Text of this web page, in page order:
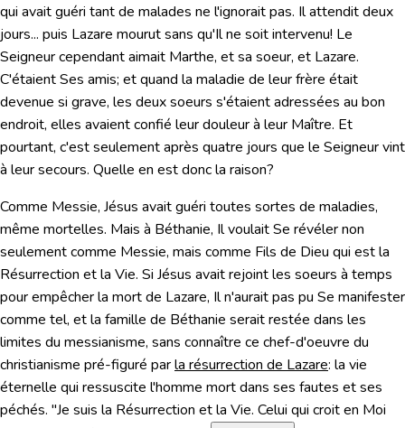
qui avait guéri tant de malades ne l'ignorait pas. Il attendit deux
jours... puis Lazare mourut sans qu'Il ne soit intervenu! Le
Seigneur cependant aimait Marthe, et sa soeur, et Lazare.
C'étaient Ses amis; et quand la maladie de leur frère était
devenue si grave, les deux soeurs s'étaient adressées au bon
endroit, elles avaient confié leur douleur à leur Maître. Et
pourtant, c'est seulement après quatre jours que le Seigneur vint
à leur secours. Quelle en est donc la raison?
Comme Messie, Jésus avait guéri toutes sortes de maladies,
même mortelles. Mais à Béthanie, Il voulait Se révéler non
seulement comme Messie, mais comme Fils de Dieu qui est la
Résurrection et la Vie. Si Jésus avait rejoint les soeurs à temps
pour empêcher la mort de Lazare, Il n'aurait pas pu Se manifester
comme tel, et la famille de Béthanie serait restée dans les
limites du messianisme, sans connaître ce chef-d'oeuvre du
christianisme pré-figuré parla résurrection de Lazare: la vie
éternelle qui ressuscite l'homme mort dans ses fautes et ses
péchés. "Je suis la Résurrection et la Vie. Celui qui croit en Moi